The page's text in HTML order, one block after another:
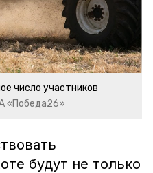
число участников
«Победа26»
будут не только